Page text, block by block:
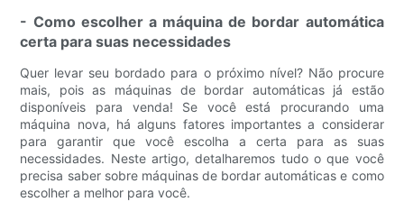
- Como escolher a máquina de bordar automática
certa para suas necessidades
Quer levar seu bordado para o próximo nível? Não procure
mais, pois as máquinas de bordar automáticas já estão
disponíveis para venda! Se você está procurando uma
máquina nova, há alguns fatores importantes a considerar
para garantir que você escolha a certa para as suas
necessidades. Neste artigo, detalharemos tudo o que você
precisa saber sobre máquinas de bordar automáticas e como
escolher a melhor para você.